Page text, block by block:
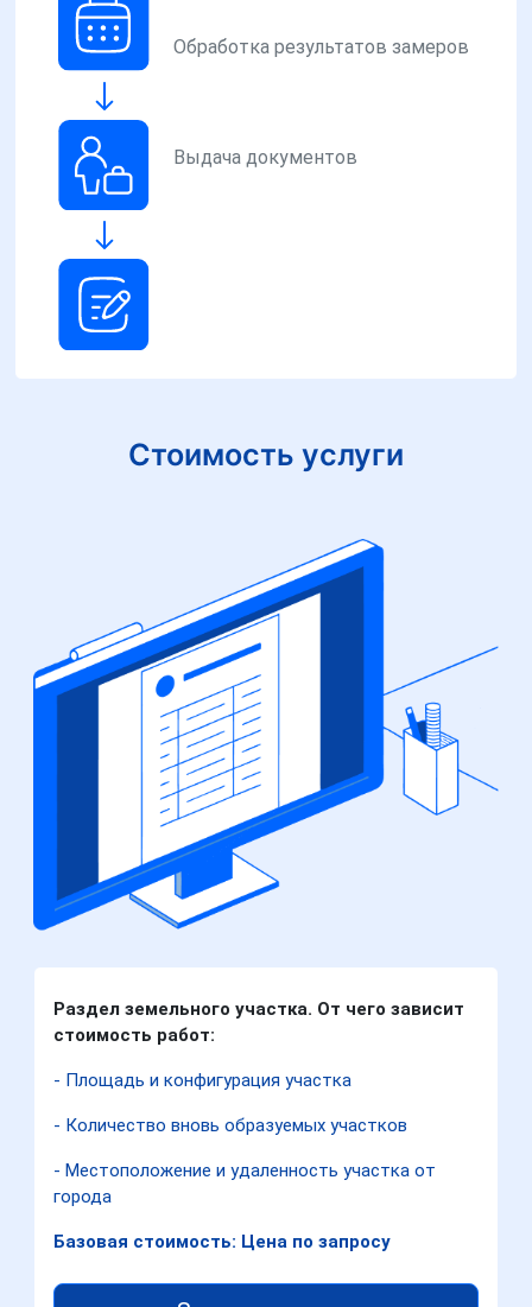
Обработка результатов замеров
Выдача документов
Стоимость услуги
Раздел земельного участка. От чего зависит
стоимость работ:
- Площадь и конфигурация участка
- Количество вновь образуемых участков
- Местоположение и удаленность участка от
города
Базовая стоимость: Цена по запросу